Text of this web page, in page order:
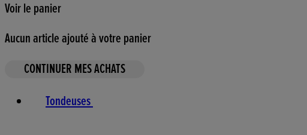
Voir le panier
Aucun article ajouté à votre panier
CONTINUER MES ACHATS
Tondeuses